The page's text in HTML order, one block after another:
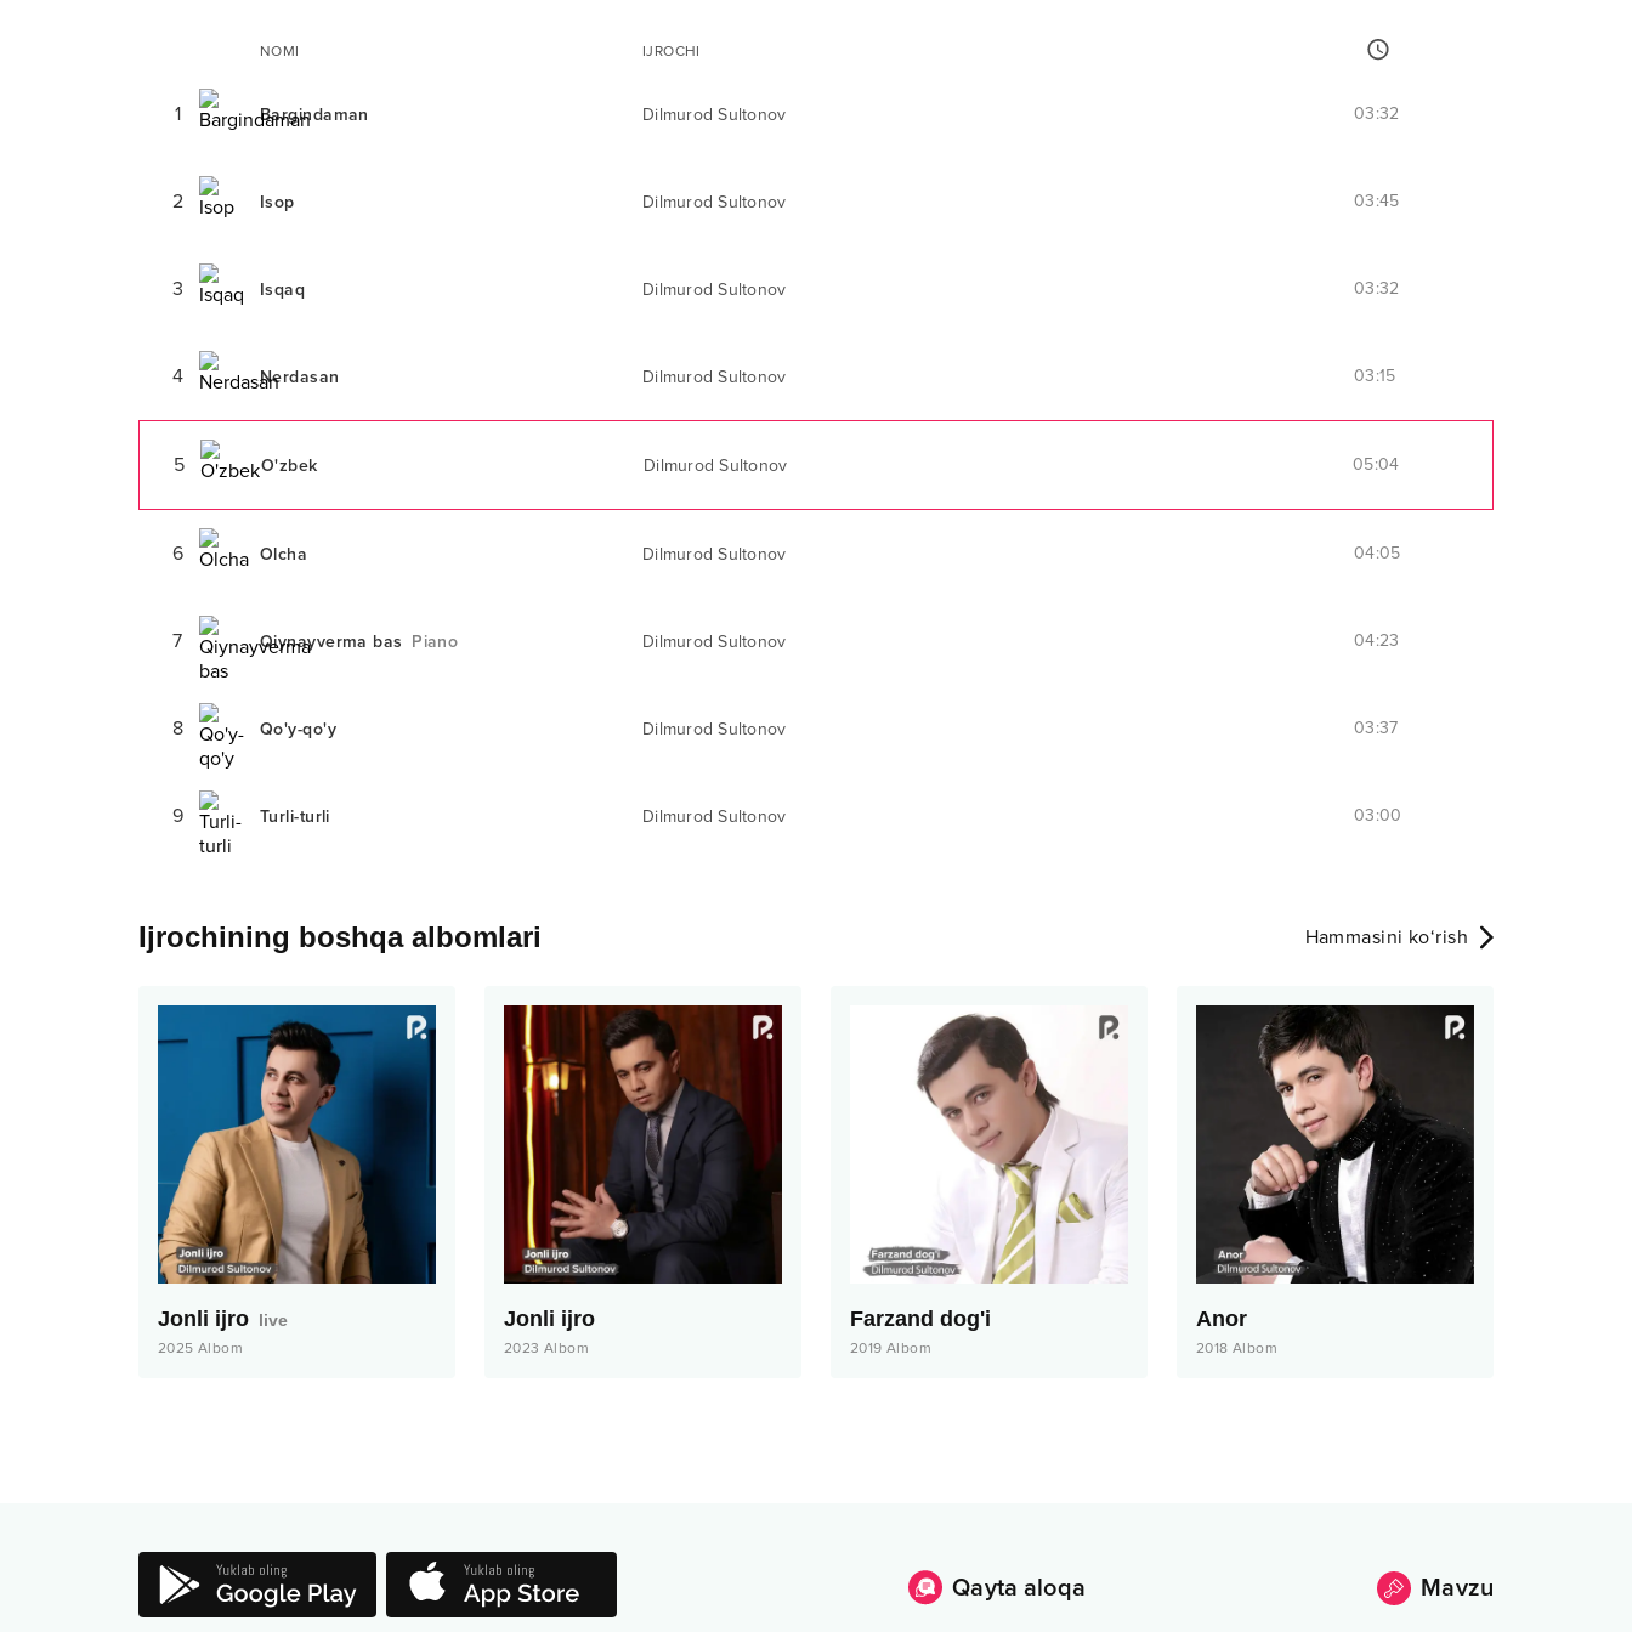
NOMI IJROCHI
1 Bargindaman Dilmurod Sultonov 03:32
2 Isop Dilmurod Sultonov 03:45
3 Isqaq Dilmurod Sultonov 03:32
4 Nerdasan Dilmurod Sultonov 03:15
5 O'zbek Dilmurod Sultonov 05:04
6 Olcha Dilmurod Sultonov 04:05
7 Qiynayverma bas Piano Dilmurod Sultonov 04:23
8 Qo'y-qo'y Dilmurod Sultonov 03:37
9 Turli-turli Dilmurod Sultonov 03:00
Ijrochining boshqa albomlari Hammasini ko‘rish
Jonli ijro live
2025 Albom
Jonli ijro
2023 Albom
Farzand dog'i
2019 Albom
Anor
2018 Albom
Qayta aloqa Mavzu